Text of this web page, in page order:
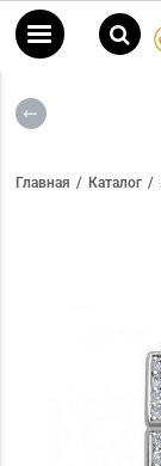
Главная Каталог